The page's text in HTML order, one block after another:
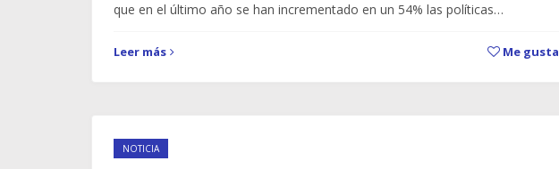
que en el último año se han incrementado en un 54% las políticas…
Leer más Me gusta
NOTICIA